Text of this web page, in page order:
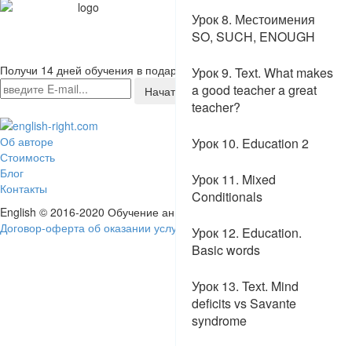
Урок 8. Местоимения
SO, SUCH, ENOUGH
Урок 9. Text. What makes
a good teacher a great
teacher?
Урок 10. Education 2
Урок 11. Mixed
Conditionals
Урок 12. Education.
Basic words
Урок 13. Text. Mind
deficits vs Savante
syndrome
"Произношение" любезно
предоставлены Jane Lawson
Получи 14 дней обучения в подарок!
Начать
Об авторе
Стоимость
Блог
Контакты
English © 2016-2020 Обучение английскому языку онлайн
Договор-оферта об оказании услуг